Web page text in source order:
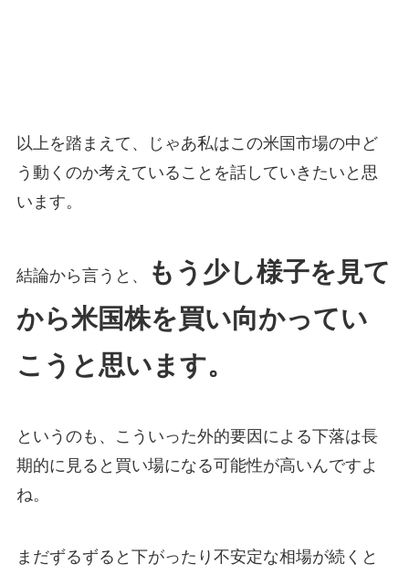
以上を踏まえて、じゃあ私はこの米国市場の中ど
う動くのか考えていることを話していきたいと思
います。
結論から言うと、
もう少し様子を見て
から米国株を買い向かってい
こうと思います。
というのも、こういった外的要因による下落は長
期的に見ると買い場になる可能性が高いんですよ
ね。
まだずるずると下がったり不安定な相場が続くと